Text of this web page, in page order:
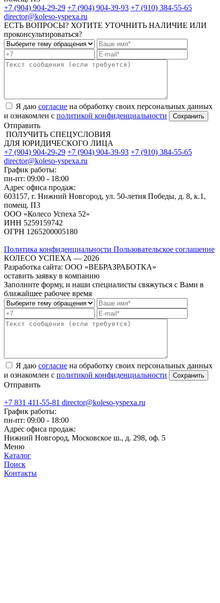
+7 (904) 904-29-29 +7 (904) 904-39-93 +7 (910) 384-55-65
director@koleso-yspexa.ru
ЕСТЬ ВОПРОСЫ? ХОТИТЕ УТОЧНИТЬ НАЛИЧИЕ ИЛИ
проконсультироваться?
Я даю согласие на обработку своих персональных данных
и ознакомлен с политикой конфиденциальности
Отправить
ПОЛУЧИТЬ СПЕЦУСЛОВИЯ
ДЛЯ ЮРИДИЧЕСКОГО ЛИЦА
+7 (904) 904-29-29 +7 (904) 904-39-93 +7 (910) 384-55-65
director@koleso-yspexa.ru
График работы:
пн-пт: 09:00 - 18:00
Адрес офиса продаж:
603157, г. Нижний Новгород, ул. 50-летия Победы, д. 8, к.1,
помещ. П3
ООО «Колесо Успеха 52»
ИНН 5259159742
ОГРН 1265200005180
Политика конфиденциальности Пользовательское соглашение
КОЛЕСО УСПЕХА ― 2026
Разработка сайта: ООО «ВЕБРАЗРАБОТКА»
оставить заявку в компанию
Заполните форму, и наши специалисты свяжуться с Вами в
ближайшее рабочее время
Я даю согласие на обработку своих персональных данных
и ознакомлен с политикой конфиденциальности
Отправить
+7 831 411-55-81 director@koleso-yspexa.ru
График работы:
пн-пт: 09:00 - 18:00
Адрес офиса продаж:
Нижний Новгород, Московское ш., д. 298, оф. 5
Меню
Каталог
Поиск
Контакты